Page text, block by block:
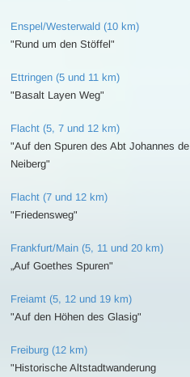
Enspel/Westerwald (10 km)
"Rund um den Stöffel"
Ettringen (5 und 11 km)
"Basalt Layen Weg"
Flacht (5, 7 und 12 km)
"Auf den Spuren des Abt Johannes de
Neiberg"
Flacht (7 und 12 km)
"Friedensweg"
Frankfurt/Main (5, 11 und 20 km)
„Auf Goethes Spuren"
Freiamt (5, 12 und 19 km)
"Auf den Höhen des Glasig"
Freiburg (12 km)
"Historische Altstadtwanderung